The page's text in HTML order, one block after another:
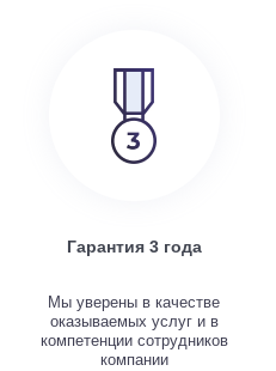
Гарантия 3 года
Мы уверены в качестве
оказываемых услуг и в
компетенции сотрудников
компании